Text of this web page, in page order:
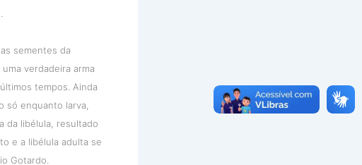
sementes da
verdadeira arma
tempos. Ainda
só enquanto larva,
da libélula, resultado
e a libélula adulta se
Gotardo.